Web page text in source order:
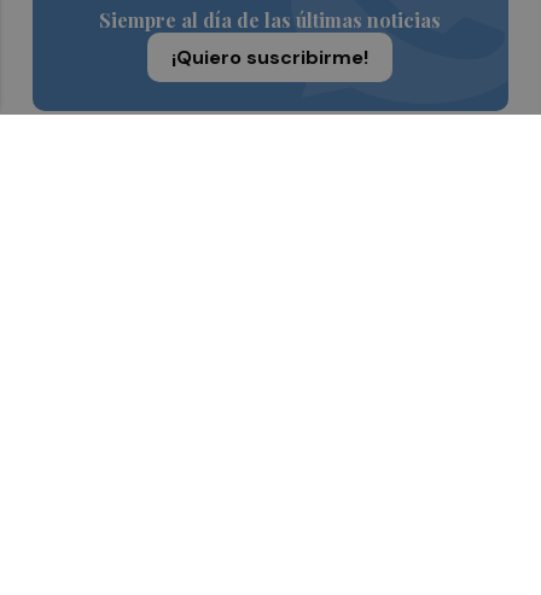
Siempre al día de las últimas noticias
¡Quiero suscribirme!